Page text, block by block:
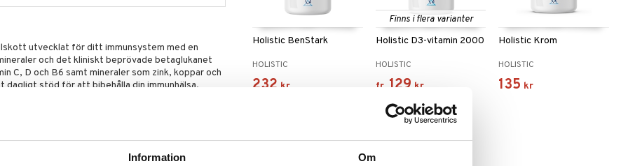
Information Om
utvecklat för ditt immunsystem med en
och det kliniskt beprövade betaglukanet
C, D och B6 samt mineraler som zink, koppar och
stöd för att bibehålla din immunhälsa.
Kosttillskott bör ej användas som alternativ till
mångsidig och balanserad kost och en hälsosam
Holistic BenStark
HOLISTIC
232 kr
Finns i flera varianter
Holistic D3-vitamin 2000
HOLISTIC
fr. 129 kr
Holistic Krom
HOLISTIC
135 kr